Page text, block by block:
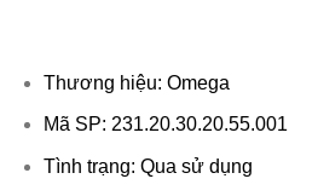
Thương hiệu: Omega
Mã SP: 231.20.30.20.55.001
Tình trạng: Qua sử dụng